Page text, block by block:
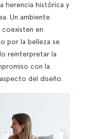
herencia histórica y
Un ambiente
coexisten en
por la belleza se
reinterpretar la
con la
del diseño.